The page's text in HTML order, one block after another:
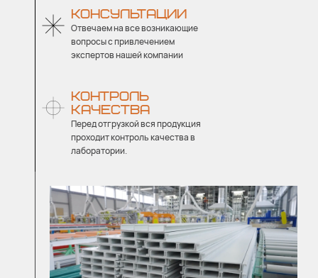
КОНСУЛЬТАЦИИ
Отвечаем на все возникающие
вопросы с привлечением
экспертов нашей компании
КОНТРОЛЬ
КАЧЕСТВА
Перед отгрузкой вся продукция
проходит контроль качества в
лаборатории.